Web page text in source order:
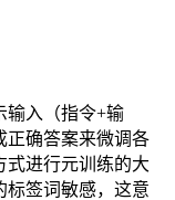
输入（指令+输
正确答案来微调各
式进行元训练的大
标签词敏感，这意